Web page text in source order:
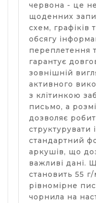
червона - це
щоденних
схем, графіків
обсягу
переплетення
гарантує
зовнішній
активного
з клітинкою
письмо, а
дозволяє
стандартний
аркушів, що
важливі дані.
становить 55
рівномірне
чорнила на